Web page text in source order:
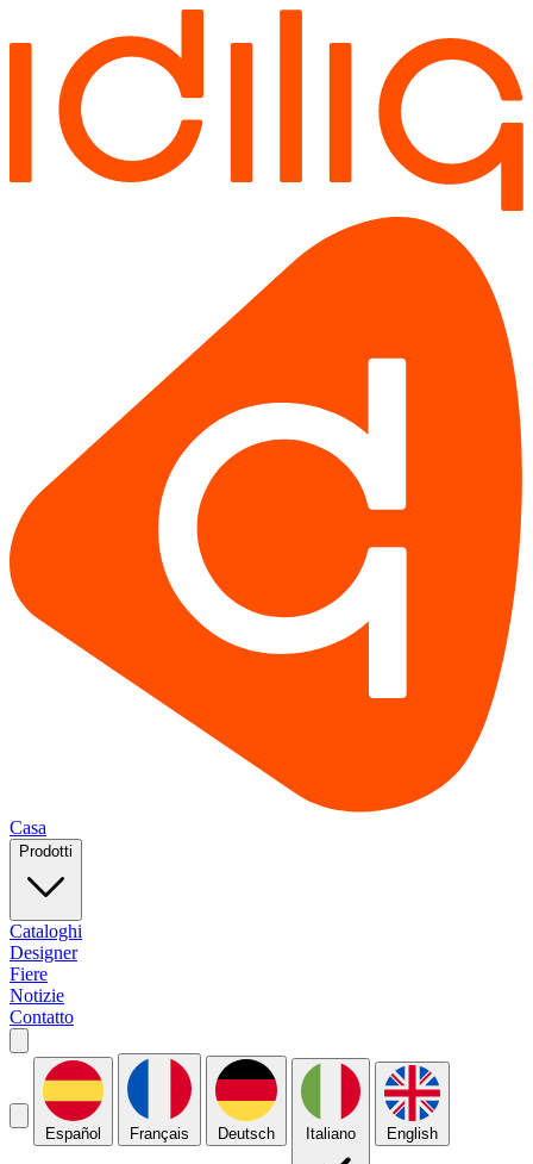
Casa
Prodotti
Cataloghi
Designer
Fiere
Notizie
Contatto
Español Français Deutsch Italiano English